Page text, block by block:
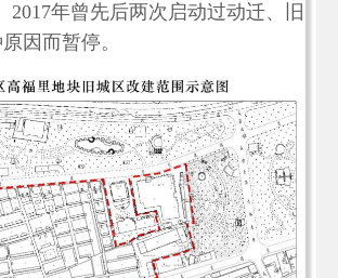
2017年曾先后两次启动过动迁、旧
因而暂停。